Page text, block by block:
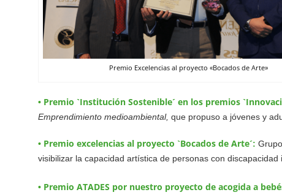
Premio Excelencias al proyecto «Bocados de Arte»
• Premio `Institución Sostenible´ en los premios
Emprendimiento medioambiental, que propuso a jóvenes y
• Premio excelencias al proyecto `Bocados de Arte´:
visibilizar la capacidad artística de personas con
• Premio ATADES por nuestro proyecto de acogida a